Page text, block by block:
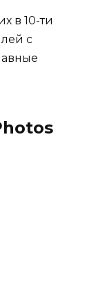
в 10-ти
с